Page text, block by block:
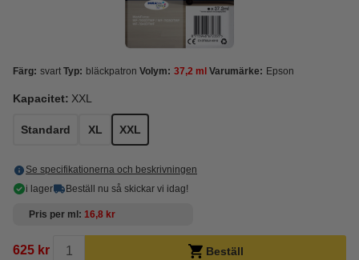
Färg: svart Typ: bläckpatron Volym: 37,2 ml Varumärke: Epson
Kapacitet: XXL
Standard XL XXL
Se specifikationerna och beskrivningen
i lager
Beställ nu så skickar vi idag!
Pris per ml 16,8 kr
625 kr Beställ